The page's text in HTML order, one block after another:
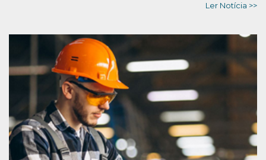
Ler Notícia >>